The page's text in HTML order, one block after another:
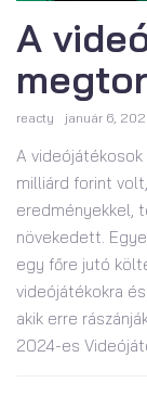
A
reacty január 6,
A
milliárd forint
eredményekkel,
növekedett.
egy főre jutó
videójátékokra
akik erre
2024-es